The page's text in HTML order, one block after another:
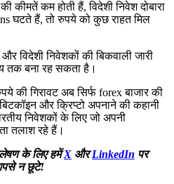
कीमतें कम होती हैं, विदेशी निवेश दोबारा
घटते हैं, तो रुपये को कुछ राहत मिल
विदेशी निवेशकों की बिकवाली जारी
तक बना रह सकता है।
की गिरावट अब सिर्फ forex बाजार की
और क्रिप्टो अपनाने की कहानी
निवेशकों के लिए जो अपनी
तलाश रहे हैं।
के लिए हमेंX औरLinkedIn पर
न छूटे!